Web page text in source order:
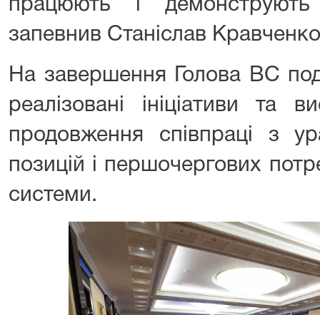
працюють і демонструють
запевнив Станіслав
На завершення Голова ВС
реалізовані ініціативи та
продовження співпраці з
позицій і першочергових
системи.